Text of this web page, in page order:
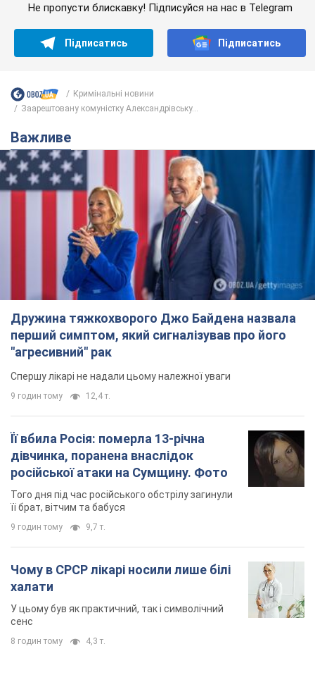
Не пропусти блискавку! Підписуйся на нас в Telegram
Підписатись Підписатись
Кримінальні новини
Заарештовану комуністку Александрівську...
Важливе
Дружина тяжкохворого Джо Байдена назвала
перший симптом, який сигналізував про його
"агресивний" рак
Спершу лікарі не надали цьому належної уваги
9 годин тому 12,4 т.
Її вбила Росія: померла 13-річна
дівчинка, поранена внаслідок
російської атаки на Сумщину. Фото
Того дня під час російського обстрілу загинули
її брат, вітчим та бабуся
9 годин тому 9,7 т.
Чому в СРСР лікарі носили лише білі
халати
У цьому був як практичний, так і символічний
сенс
8 годин тому 4,3 т.